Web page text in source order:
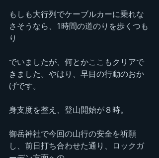
もしも大行列でケーブルカーに乗れな
さそうなら、1時間の道のりを歩くつも
り
でいましたが、何とかここもクリアで
きました。やはり、早目の行動のおか
げです。
身支度を整え、登山開始が８時。
御岳神社で今回の山行の安全を祈願
し、前日打ち合わせた通り、ロックガ